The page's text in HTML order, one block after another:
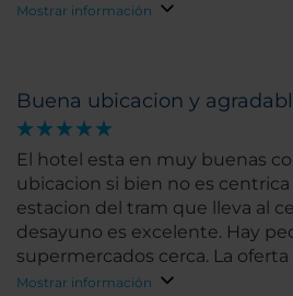
Mostrar información
Buena ubicacion y
El hotel esta en muy buenas
ubicacion si bien no es
estacion del tram que lleva al
desayuno es excelente. Hay
supermercados cerca. La
alrededor no es muy buena
Mostrar información